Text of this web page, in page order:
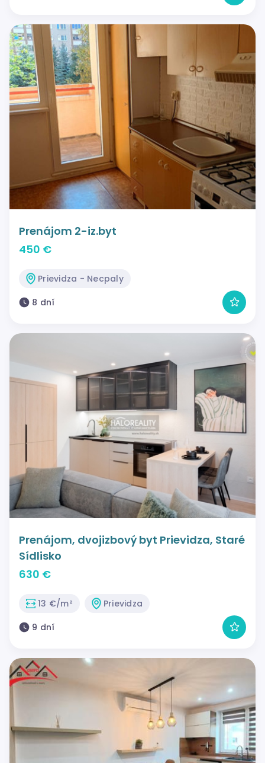
Prenájom 2-iz.byt
450 €
Prievidza - Necpaly
8 dní
Prenájom, dvojizbový byt Prievidza, Staré
Sídlisko
630 €
13 €/m²
Prievidza
9 dní